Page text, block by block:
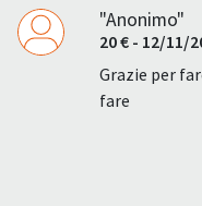
"Anonimo"
20 € - 12/11/
Grazie per
fare